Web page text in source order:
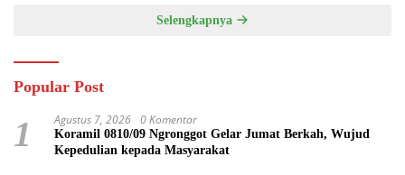
Selengkapnya
Popular Post
1 Agustus 7, 2026 0 Komentar
Koramil 0810/09 Ngronggot Gelar Jumat Berkah, Wujud
Kepedulian kepada Masyarakat